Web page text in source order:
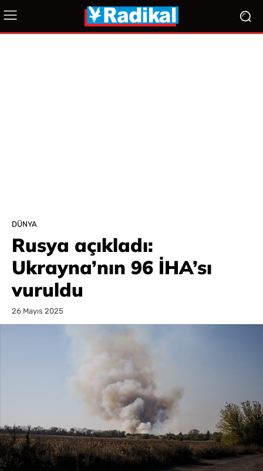
DÜNYA
Rusya açıkladı:
Ukrayna’nın 96 İHA’sı
vuruldu
26 Mayıs 2025